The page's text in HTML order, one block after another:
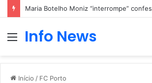
Maria Botelho Moniz “interrompe”
Menu
Info News
Início / FC Porto